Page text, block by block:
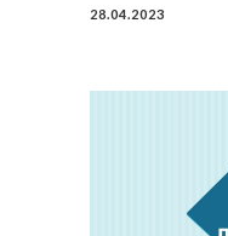
28.04.2023